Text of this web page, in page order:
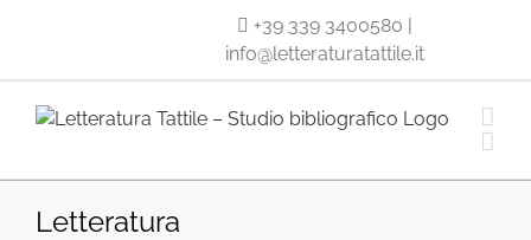
+39 339 3400580 |
info@letteraturatattile.it
Letteratura